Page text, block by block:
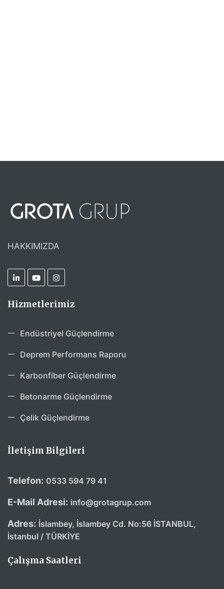
HAKKIMIZDA
Hizmetlerimiz
Endüstriyel Güçlendirme
Deprem Performans Raporu
Karbonfiber Güçlendirme
Betonarme Güçlendirme
Çelik Güçlendirme
İletişim Bilgileri
Telefon: 0533 594 79 41
E-Mail Adresi: info@grotagrup.com
Adres: İslambey, İslambey Cd. No:56 İSTANBUL,
İstanbul / TÜRKİYE
Çalışma Saatleri